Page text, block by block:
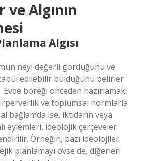
Algının
Algısı
neyi değerli gördüğünü ve
edilebilir bulduğunu belirler
Evde böreği önceden hazırlamak,
ve toplumsal normlarla
bağlamda ise, iktidarın veya
eylemleri, ideolojik çerçeveler
Örneğin, bazı ideolojiler
planlamayı övse de, diğerleri